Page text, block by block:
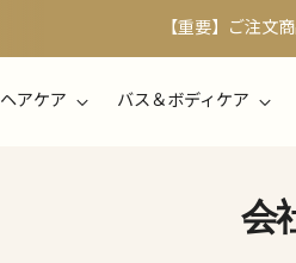
【重要】ご注文
ヘアケア バス＆ボディケア
会